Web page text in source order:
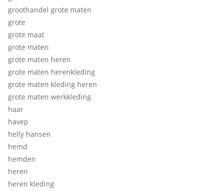
groothandel grote maten
grote
grote maat
grote maten
grote maten heren
grote maten herenkleding
grote maten kleding heren
grote maten werkkleding
haar
havep
helly hansen
hemd
hemden
heren
heren kleding